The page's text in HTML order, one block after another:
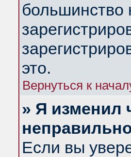
большинство
это.
Вернуться к
» Я изменил
Если вы